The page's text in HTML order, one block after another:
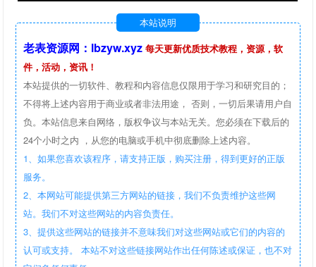
本站说明
老表资源网：lbzyw.xyz 每天更新优质技术教程，资源，软
件，活动，资讯！
本站提供的一切软件、教程和内容信息仅限用于学习和研究目的；
不得将上述内容用于商业或者非法用途， 否则，一切后果请用户自
负。本站信息来自网络，版权争议与本站无关。您必须在下载后的
24个小时之内 ，从您的电脑或手机中彻底删除上述内容。
1、如果您喜欢该程序，请支持正版，购买注册，得到更好的正版
服务。
2、本网站可能提供第三方网站的链接，我们不负责维护这些网
站。我们不对这些网站的内容负责任。
3、提供这些网站的链接并不意味我们对这些网站或它们的内容的
认可或支持。 本站不对这些链接网站作出任何陈述或保证，也不对